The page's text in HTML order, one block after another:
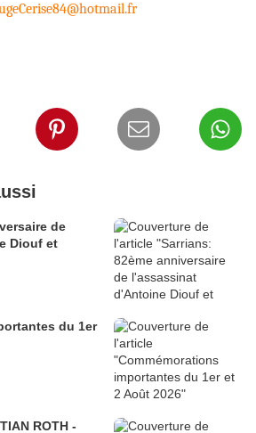
de
Diouf et
du 1er
ROTH -